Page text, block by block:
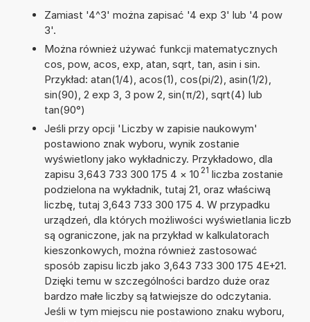
Zamiast '4^3' można zapisać '4 exp 3' lub '4 pow
3'.
Można również używać funkcji matematycznych
cos, pow, acos, exp, atan, sqrt, tan, asin i sin.
Przykład: atan(1/4), acos(1), cos(pi/2), asin(1/2),
sin(90), 2 exp 3, 3 pow 2, sin(π/2), sqrt(4) lub
tan(90°)
Jeśli przy opcji 'Liczby w zapisie naukowym'
postawiono znak wyboru, wynik zostanie
wyświetlony jako wykładniczy. Przykładowo, dla
zapisu 3,643 733 300 175 4 × 10 21 liczba zostanie
podzielona na wykładnik, tutaj 21, oraz właściwą
liczbę, tutaj 3,643 733 300 175 4. W przypadku
urządzeń, dla których możliwości wyświetlania liczb
są ograniczone, jak na przykład w kalkulatorach
kieszonkowych, można również zastosować
sposób zapisu liczb jako 3,643 733 300 175 4E+21.
Dzięki temu w szczególności bardzo duże oraz
bardzo małe liczby są łatwiejsze do odczytania.
Jeśli w tym miejscu nie postawiono znaku wyboru,